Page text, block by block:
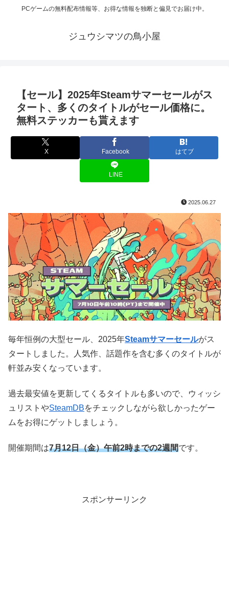
PCゲームの無料配布情報等、お得な情報を独断と偏見でお届け中。
ジュウシマツの鳥小屋
【セール】2025年Steamサマーセールがス
タート、多くのタイトルがセール価格に。
無料ステッカーも貰えます
X Facebook はてブ
LINE
2025.06.27
毎年恒例の大型セール、2025年Steamサマーセールがス
タートしました。人気作、話題作を含む多くのタイトルが
軒並み安くなっています。
過去最安値を更新してくるタイトルも多いので、ウィッシ
ュリストやSteamDBをチェックしながら欲しかったゲー
ムをお得にゲットしましょう。
開催期間は7月12日（金）午前2時までの2週間です。
スポンサーリンク